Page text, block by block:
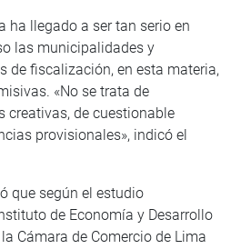
ha llegado a ser tan serio en
las municipalidades y
de fiscalización, en esta materia,
«No se trata de
creativas, de cuestionable
provisionales», indicó el
que según el estudio
de Economía y Desarrollo
Cámara de Comercio de Lima